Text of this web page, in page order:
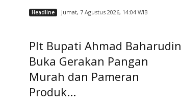
Headline Jumat, 7 Agustus 2026, 14:04 WIB
Plt Bupati Ahmad Baharudin
Buka Gerakan Pangan
Murah dan Pameran
Produk...